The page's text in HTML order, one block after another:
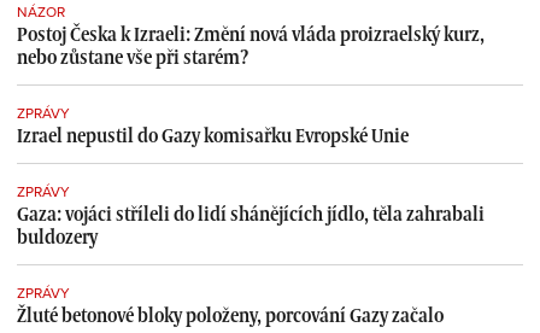
NÁZOR
Postoj Česka k Izraeli: Změní nová vláda proizraelský kurz,
nebo zůstane vše při starém?
ZPRÁVY
Izrael nepustil do Gazy komisařku Evropské Unie
ZPRÁVY
Gaza: vojáci stříleli do lidí shánějících jídlo, těla zahrabali
buldozery
ZPRÁVY
Žluté betonové bloky položeny, porcování Gazy začalo